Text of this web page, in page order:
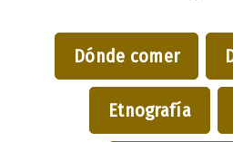
Dónde comer
Etnografía